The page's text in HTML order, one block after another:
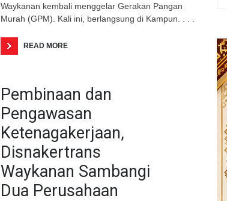
Waykanan kembali menggelar Gerakan Pangan
Murah (GPM). Kali ini, berlangsung di Kampun. . . .
READ MORE
Pembinaan dan
Pengawasan
Ketenagakerjaan,
Disnakertrans
Waykanan Sambangi
Dua Perusahaan